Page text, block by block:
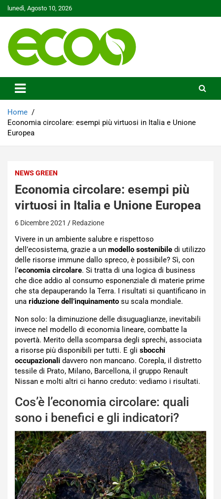
Skip
to
lunedì, Agosto 10, 2026
Ecoo.it
Home
Economia circolare: esempi più virtuosi in Italia e Unione
Europea
NEWS GREEN
Economia circolare: esempi più
virtuosi in Italia e Unione Europea
6 Dicembre 2021 Redazione
Vivere in un ambiente salubre e rispettoso
dell’ecosistema, grazie a un modello sostenibile di utilizzo
delle risorse immune dallo spreco, è possibile? Sì, con
l’economia circolare. Si tratta di una logica di business
che dice addio al consumo esponenziale di materie prime
che sta depauperando la Terra. I risultati si quantificano in
una riduzione dell’inquinamento su scala mondiale.
Non solo: la diminuzione delle disuguaglianze, inevitabili
invece nel modello di economia lineare, combatte la
povertà. Merito della scomparsa degli sprechi, associata
a risorse più disponibili per tutti. E gli sbocchi
occupazionali davvero non mancano. Corepla, il distretto
tessile di Prato, Milano, Barcellona, il gruppo Renault
Nissan e molti altri ci hanno creduto: vediamo i risultati.
Cos’è l’economia circolare: quali
sono i benefici e gli indicatori?